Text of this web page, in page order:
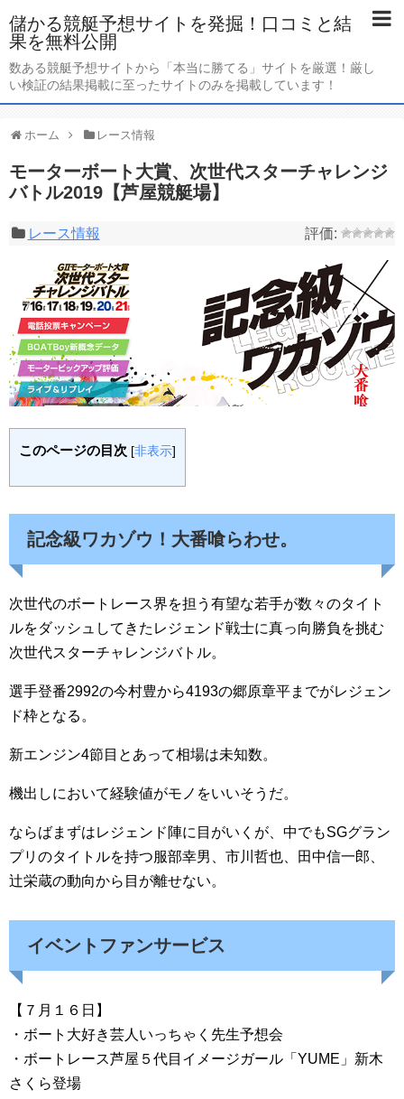
儲かる競艇予想サイトを発掘！口コミと結
果を無料公開
数ある競艇予想サイトから「本当に勝てる」サイトを厳選！厳し
い検証の結果掲載に至ったサイトのみを掲載しています！
ホーム レース情報
モーターボート大賞、次世代スターチャレンジ
バトル2019【芦屋競艇場】
レース情報
このページの目次 [非表示]
記念級ワカゾウ！大番喰らわせ。
次世代のボートレース界を担う有望な若手が数々のタイト
ルをダッシュしてきたレジェンド戦士に真っ向勝負を挑む
次世代スターチャレンジバトル。
選手登番2992の今村豊から4193の郷原章平までがレジェン
ド枠となる。
新エンジン4節目とあって相場は未知数。
機出しにおいて経験値がモノをいいそうだ。
ならばまずはレジェンド陣に目がいくが、中でもSGグラン
プリのタイトルを持つ服部幸男、市川哲也、田中信一郎、
辻栄蔵の動向から目が離せない。
イベントファンサービス
【７月１６日】
・ボート大好き芸人いっちゃく先生予想会
・ボートレース芦屋５代目イメージガール「YUME」新木
さくら登場